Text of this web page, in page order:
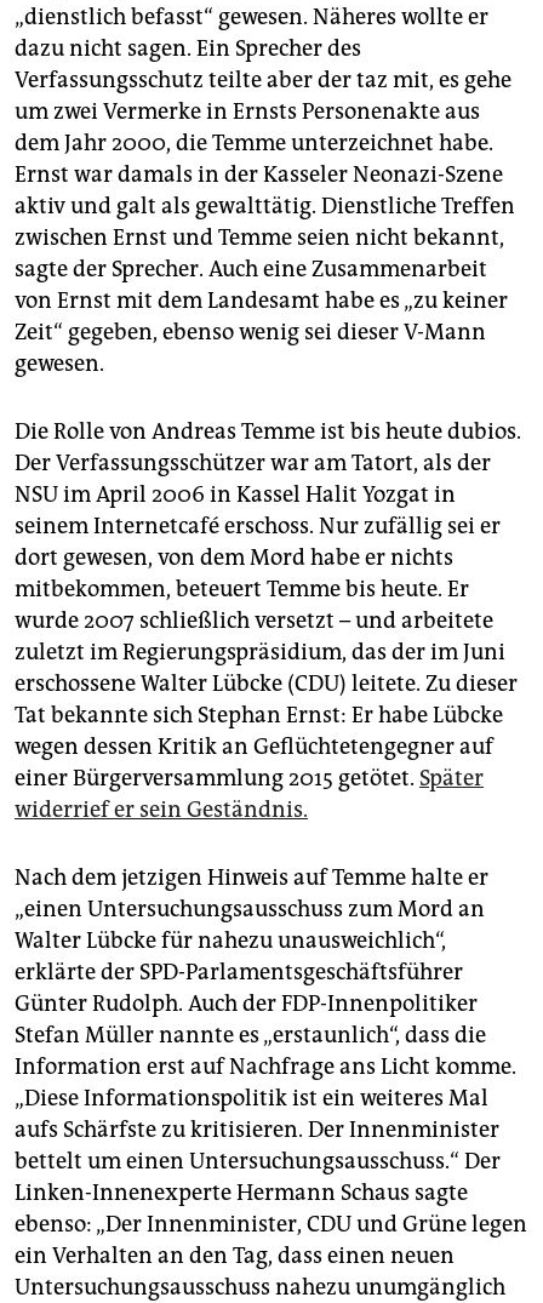
„dienstlich befasst“ gewesen. Näheres wollte er
dazu nicht sagen. Ein Sprecher des
Verfassungsschutz teilte aber der taz mit, es gehe
um zwei Vermerke in Ernsts Personenakte aus
dem Jahr 2000, die Temme unterzeichnet habe.
Ernst war damals in der Kasseler Neonazi-Szene
aktiv und galt als gewalttätig. Dienstliche Treffen
zwischen Ernst und Temme seien nicht bekannt,
sagte der Sprecher. Auch eine Zusammenarbeit
von Ernst mit dem Landesamt habe es „zu keiner
Zeit“ gegeben, ebenso wenig sei dieser V-Mann
gewesen.
Die Rolle von Andreas Temme ist bis heute dubios.
Der Verfassungsschützer war am Tatort, als der
NSU im April 2006 in Kassel Halit Yozgat in
seinem Internetcafé erschoss. Nur zufällig sei er
dort gewesen, von dem Mord habe er nichts
mitbekommen, beteuert Temme bis heute. Er
wurde 2007 schließlich versetzt – und arbeitete
zuletzt im Regierungspräsidium, das der im Juni
erschossene Walter Lübcke (CDU) leitete. Zu dieser
Tat bekannte sich Stephan Ernst: Er habe Lübcke
wegen dessen Kritik an Geflüchtetengegner auf
einer Bürgerversammlung 2015 getötet. Später
widerrief er sein Geständnis.
Nach dem jetzigen Hinweis auf Temme halte er
„einen Untersuchungsausschuss zum Mord an
Walter Lübcke für nahezu unausweichlich“,
erklärte der SPD-Parlamentsgeschäftsführer
Günter Rudolph. Auch der FDP-Innenpolitiker
Stefan Müller nannte es „erstaunlich“, dass die
Information erst auf Nachfrage ans Licht komme.
„Diese Informationspolitik ist ein weiteres Mal
aufs Schärfste zu kritisieren. Der Innenminister
bettelt um einen Untersuchungsausschuss.“ Der
Linken-Innenexperte Hermann Schaus sagte
ebenso: „Der Innenminister, CDU und Grüne legen
ein Verhalten an den Tag, dass einen neuen
Untersuchungsausschuss nahezu unumgänglich